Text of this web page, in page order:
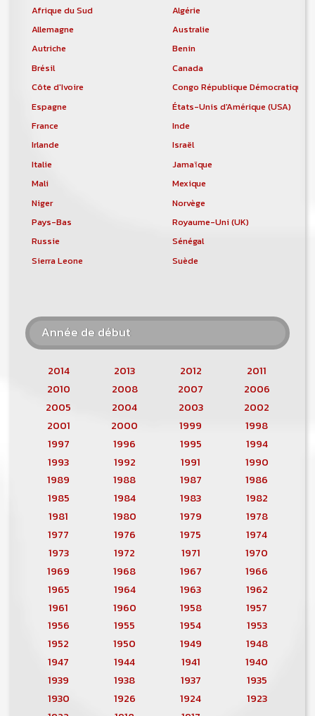
Afrique du Sud
Algérie
Allemagne
Australie
Autriche
Benin
Brésil
Canada
Côte d'Ivoire
Congo République Démocratique
Espagne
États-Unis d'Amérique (USA)
France
Inde
Irlande
Israël
Italie
Jamaïque
Mali
Mexique
Niger
Norvège
Pays-Bas
Royaume-Uni (UK)
Russie
Sénégal
Sierra Leone
Suède
Année de début
2014 2013 2012
2011
2010
2008 2007
2006
2005
2004 2003
2002
2001
2000 1999
1998
1997
1996 1995
1994
1993
1992 1991
1990
1989
1988 1987
1986
1985
1984 1983
1982
1981
1980 1979
1978
1977
1976 1975
1974
1973
1972 1971
1970
1969
1968 1967
1966
1965
1964 1963
1962
1961
1960 1958
1957
1956
1955 1954
1953
1952
1950 1949
1948
1947
1944 1941
1940
1939
1938 1937
1935
1930
1926 1924
1923